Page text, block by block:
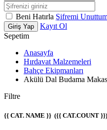
Beni Hatırla Şifremi
Giriş Yap
Kayıt Ol
Sepetim
Anasayfa
Hırdavat Malzemeleri
Bahçe Ekipmanları
Akülü Dal Budama
Filtre
{{ CAT. NAME }} ({{ CAT.COUNT }})